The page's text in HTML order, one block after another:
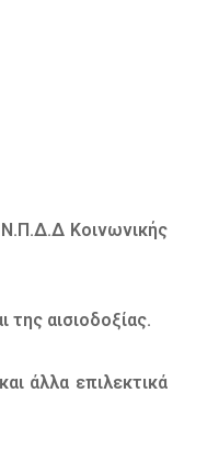
Κοινωνικής
αισιοδοξίας.
άλλα επιλεκτικά